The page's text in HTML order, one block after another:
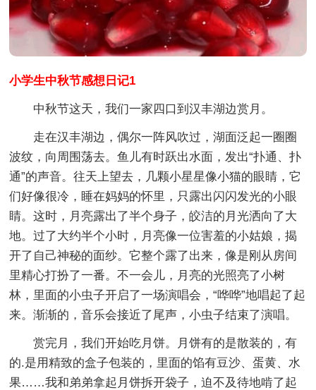
小学生中秋节感想日记1
中秋节这天，我们一家四口到汉丰湖边赏月。
走在汉丰湖边，偶尔一阵风吹过，湖面泛起一圈圈
波纹，向周围荡去。鱼儿有时跃出水面，发出“扑通、扑
通”的声音。往天上望去，几颗小星星像小猫的眼睛，它
们好像很冷，睡在妈妈的怀里，只露出闪闪发光的小眼
睛。这时，月亮露出了半个身子，皎洁的月光洒向了大
地。过了大约半个小时，月亮像一位害羞的小姑娘，揭
开了自己神秘的面纱。它整个露了出来，像是刚从房间
里精心打扮了一番。不一会儿，月亮的光照亮了小树
林，里面的小虫子开启了一场演唱会，“哗哗”地唱起了起
来。渐渐的，音乐会接近了尾声，小虫子结束了演唱。
赏完月，我们开始吃月饼。月饼有的是散装的，有
的.是用精致的盒子包装的，里面的馅有豆沙、蛋黄、水
果……我和弟弟拿起月饼拆开袋子，迫不及待地啃了起